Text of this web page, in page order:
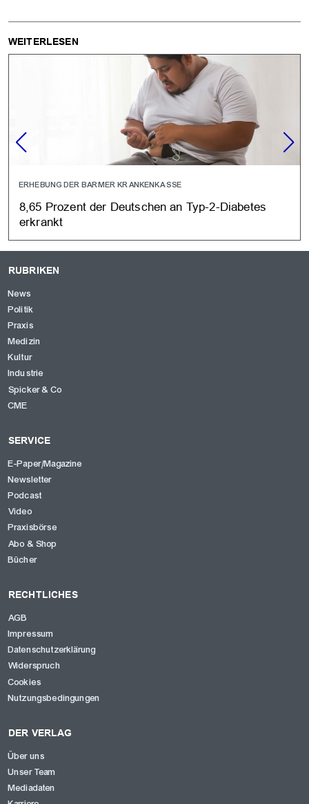
WEITERLESEN
ERHEBUNG DER BARMER KRANKENKASSE
8,65 Prozent der Deutschen an Typ-2-Diabetes
erkrankt
RUBRIKEN
News
Politik
Praxis
Medizin
Kultur
Industrie
Spicker & Co
CME
SERVICE
E-Paper/Magazine
Newsletter
Podcast
Video
Praxisbörse
Abo & Shop
Bücher
RECHTLICHES
AGB
Impressum
Datenschutzerklärung
Widerspruch
Cookies
Nutzungsbedingungen
DER VERLAG
Über uns
Unser Team
Mediadaten